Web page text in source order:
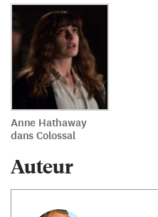
Anne Hathaway
dans Colossal
Auteur